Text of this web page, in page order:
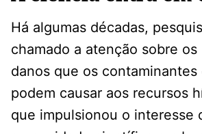
Há algumas décadas,
chamado a atenção sobre os
danos que os
podem causar aos recursos
que impulsionou o interesse